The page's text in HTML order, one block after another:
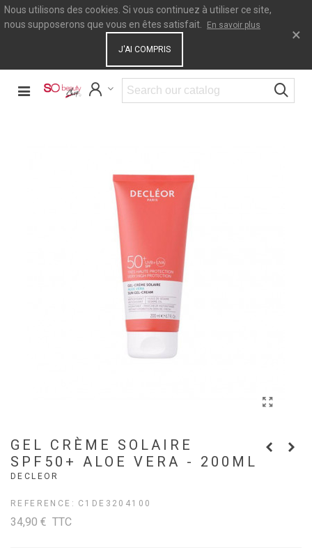
Nous utilisons des cookies. Si vous continuez à utiliser ce site,
nous supposerons que vous en êtes satisfait.
En savoir plus
J'AI COMPRIS
×
GEL CRÈME SOLAIRE
SPF50+ ALOE VERA - 200ML
DECLEOR
REFERENCE: C1DE3204100
34,90 € TTC